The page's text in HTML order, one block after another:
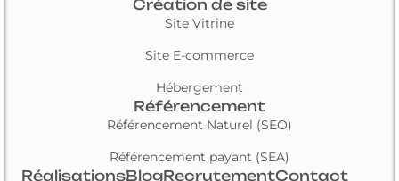
Création de site
Site Vitrine
Site E-commerce
Hébergement
Référencement
Référencement Naturel (SEO)
Référencement payant (SEA)
RéalisationsBlogRecrutementContact